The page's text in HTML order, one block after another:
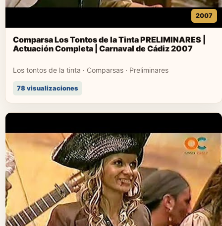
2007
Comparsa Los Tontos de la Tinta PRELIMINARES |
Actuación Completa | Carnaval de Cádiz 2007
Los tontos de la tinta · Comparsas · Preliminares
78 visualizaciones